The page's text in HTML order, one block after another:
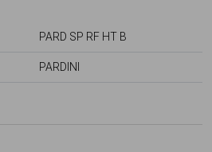
PARD SP RF HT B
PARDINI